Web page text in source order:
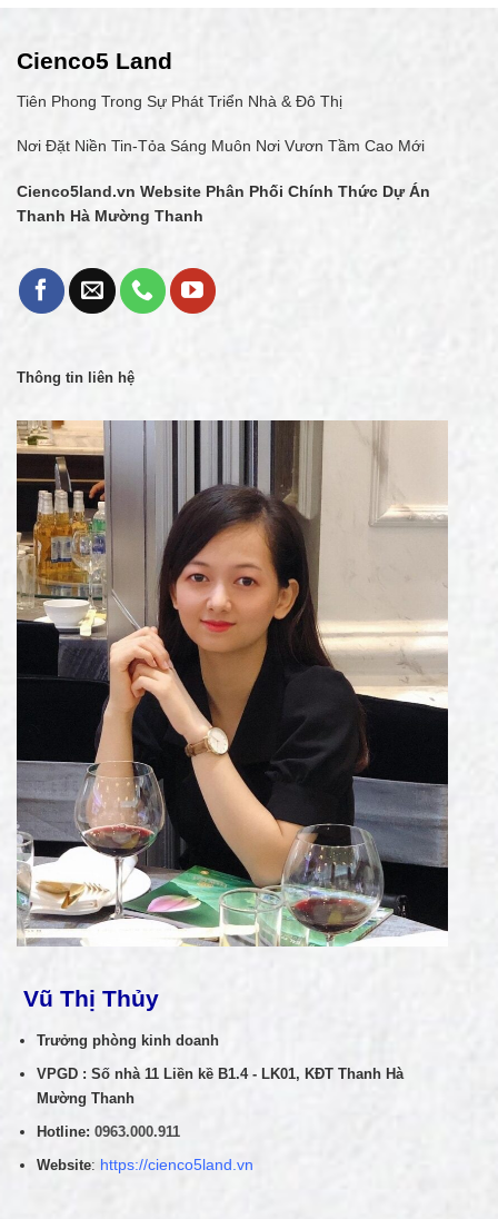
Cienco5 Land
Tiên Phong Trong Sự Phát Triển Nhà & Đô Thị
Nơi Đặt Niền Tin-Tỏa Sáng Muôn Nơi Vươn Tầm Cao Mới
Cienco5land.vn Website Phân Phối Chính Thức Dự Án
Thanh Hà Mường Thanh
Thông tin liên hệ
Vũ Thị Thủy
Trưởng phòng kinh doanh
VPGD : Số nhà 11 Liền kề B1.4 - LK01, KĐT Thanh Hà
Mường Thanh
Hotline: 0963.000.911
Website: https://cienco5land.vn